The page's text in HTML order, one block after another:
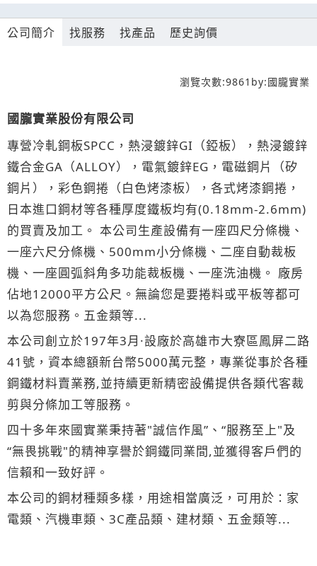
公司簡介 找服務 找產品 歷史詢價
瀏覽次數:9861 by:國朧實業
國朧實業股份有限公司
專營冷軋鋼板SPCC，熱浸鍍鋅GI（錏板），熱浸鍍鋅
鐵合金GA（ALLOY），電氣鍍鋅EG，電磁鋼片（矽
鋼片），彩色鋼捲（白色烤漆板），各式烤漆鋼捲，
日本進口鋼材等各種厚度鐵板均有(0.18mm-2.6mm)
的買賣及加工。 本公司生產設備有一座四尺分條機、
一座六尺分條機、500mm小分條機、二座自動裁板
機、一座圓弧斜角多功能裁板機、一座洗油機。 廠房
佔地12000平方公尺。無論您是要捲料或平板等都可
以為您服務。五金類等...
本公司創立於197年3月·設廠於高雄市大寮區鳳屏二路
41號，資本總額新台幣5000萬元整，專業從事於各種
鋼鐵材料賣業務,並持續更新精密設備提供各類代客裁
剪與分條加工等服務。
四十多年來國實業秉持著"誠信作風”、“服務至上"及
“無畏挑戰"的精神享譽於鋼鐵同業間,並獲得客戶們的
信賴和一致好評。
本公司的鋼材種類多樣，用途相當廣泛，可用於 ： 家
電類、汽機車類、3C產品類、建材類、五金類等...